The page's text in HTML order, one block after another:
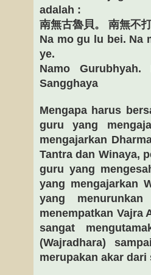
adalah :
南無古魯貝。 南無不
Na mo gu lu bei. Na
ye.
Namo Gurubhyah.
Sangghaya
Mengapa harus
guru yang
mengajarkan
Tantra dan Winaya,
guru yang
yang mengajarkan
yang
menempatkan Vajra
sangat
(Wajradhara)
merupakan akar dari